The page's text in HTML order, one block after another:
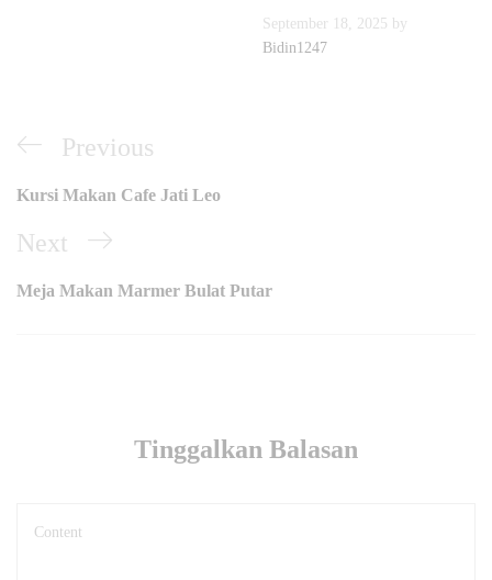
September 18, 2025 by
Bidin1247
Navigasi
pos
Previous
Post
Previous
Kursi Makan Cafe Jati Leo
Next
Post
Next
Meja Makan Marmer Bulat Putar
Tinggalkan Balasan